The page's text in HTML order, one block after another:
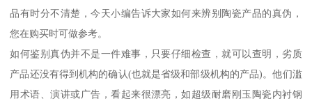
品有时分不清楚，今天小编告诉大家如何来辨别陶瓷产品的真伪，
您在购买时可做参考。
如何鉴别真伪并不是一件难事，只要仔细检查，就可以查明，劣质
产品还没有得到机构的确认(也就是省级和部级机构的产品)。他们滥
用术语、演讲或广告，看起来很漂亮，如超级耐磨刚玉陶瓷内衬钢